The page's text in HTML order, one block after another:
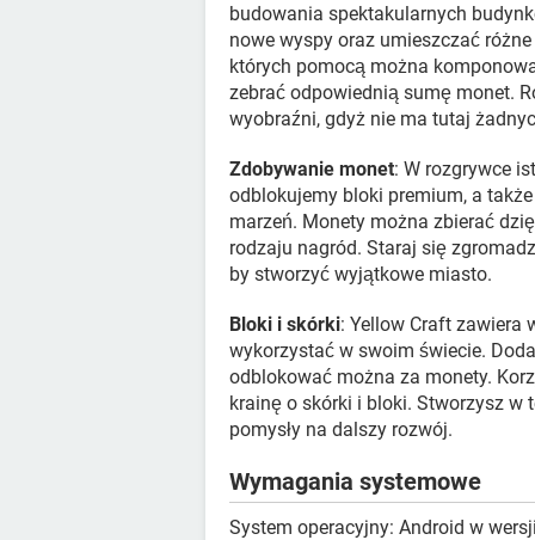
budowania spektakularnych
nowe wyspy oraz umieszczać
których pomocą można
zebrać odpowiednią sumę monet.
wyobraźni, gdyż nie ma tutaj
Zdobywanie monet: W rozgrywce
odblokujemy bloki premium, a
marzeń. Monety można zbierać
rodzaju nagród. Staraj się
by stworzyć wyjątkowe miasto.
Bloki i skórki: Yellow Craft zawiera
wykorzystać w swoim świecie.
odblokować można za monety.
krainę o skórki i bloki. Stworzysz w
pomysły na dalszy rozwój.
Wymagania systemowe
System operacyjny: Android w